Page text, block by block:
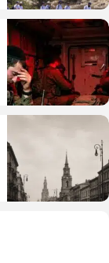
וידאו
דעות